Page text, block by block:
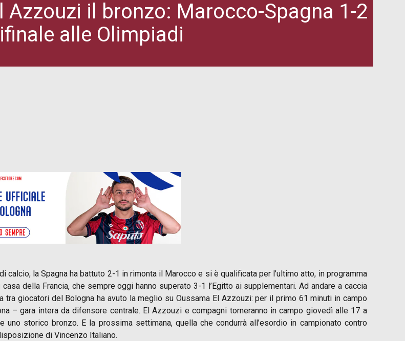
Azzouzi il bronzo: Marocco-Spagna 1-2
alle Olimpiadi
la Spagna ha battuto 2-1 in rimonta il Marocco e si è qualificata per l’ultimo atto, in programma
della Francia, che sempre oggi hanno superato 3-1 l’Egitto ai supplementari. Ad andare a caccia
tra giocatori del Bologna ha avuto la meglio su Oussama El Azzouzi: per il primo 61 minuti in campo
– gara intera da difensore centrale. El Azzouzi e compagni torneranno in campo giovedì alle 17 a
uno storico bronzo. E la prossima settimana, quella che condurrà all’esordio in campionato contro
di Vincenzo Italiano.